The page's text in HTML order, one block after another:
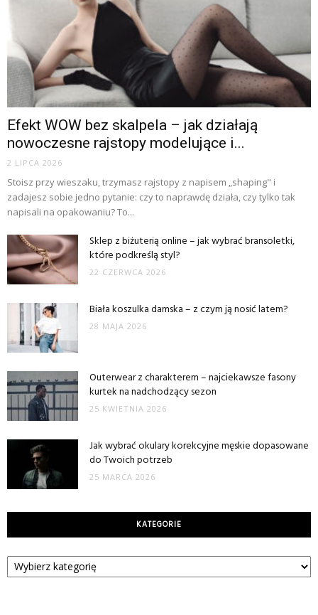
Efekt WOW bez skalpela – jak działają
nowoczesne rajstopy modelujące i...
2 LIPCA 2026
Stoisz przy wieszaku, trzymasz rajstopy z napisem „shaping" i
zadajesz sobie jedno pytanie: czy to naprawdę działa, czy tylko tak
napisali na opakowaniu? To...
Sklep z biżuterią online – jak wybrać bransoletki,
które podkreślą styl?
22 CZERWCA 2026
Biała koszulka damska – z czym ją nosić latem?
28 MAJA 2026
Outerwear z charakterem – najciekawsze fasony
kurtek na nadchodzący sezon
25 KWIETNIA 2026
Jak wybrać okulary korekcyjne męskie dopasowane
do Twoich potrzeb
25 MARCA 2026
KATEGORIE
Kategorie